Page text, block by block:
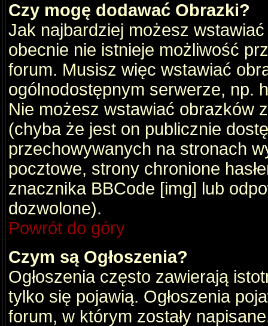
Czy mogę dodawać Obrazki?
Jak najbardziej możesz
obecnie nie istnieje możliwość
forum. Musisz więc wstawiać
ogólnodostępnym serwerze, np.
Nie możesz wstawiać obrazków
(chyba że jest on publicznie
przechowywanych na stronach
pocztowe, strony chronione
znacznika BBCode [img] lub
dozwolone).
Powrót do góry
Czym są Ogłoszenia?
Ogłoszenia często zawierają
tylko się pojawią. Ogłoszenia
forum, w którym zostały